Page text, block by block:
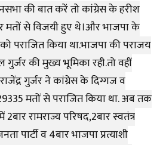
की बात करें तो कांग्रेस के हरीश
मतों से विजयी हुए थे।और भाजपा के
पराजित किया था.भाजपा की पराजय
की मुख्य भूमिका रही.तो वहीं
गुर्जर ने कांग्रेस के दिग्गज व
मतों से पराजित किया था. अब तक
रामराज्य परिषद,2बार स्वतंत्र
पार्टी व 4बार भाजपा प्रत्याशी